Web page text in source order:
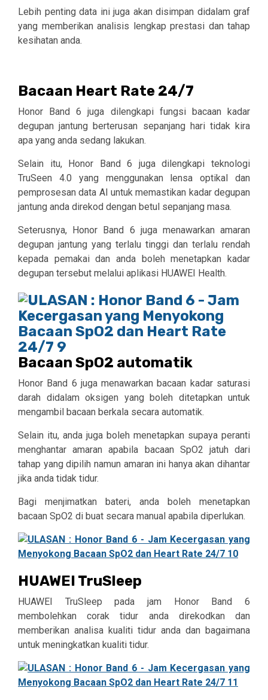
Lebih penting data ini juga akan disimpan didalam graf
yang memberikan analisis lengkap prestasi dan tahap
kesihatan anda.
Bacaan Heart Rate 24/7
Honor Band 6 juga dilengkapi fungsi bacaan kadar
degupan jantung berterusan sepanjang hari tidak kira
apa yang anda sedang lakukan.
Selain itu, Honor Band 6 juga dilengkapi teknologi
TruSeen 4.0 yang menggunakan lensa optikal dan
pemprosesan data AI untuk memastikan kadar degupan
jantung anda direkod dengan betul sepanjang masa.
Seterusnya, Honor Band 6 juga menawarkan amaran
degupan jantung yang terlalu tinggi dan terlalu rendah
kepada pemakai dan anda boleh menetapkan kadar
degupan tersebut melalui aplikasi HUAWEI Health.
Bacaan SpO2 automatik
Honor Band 6 juga menawarkan bacaan kadar saturasi
darah didalam oksigen yang boleh ditetapkan untuk
mengambil bacaan berkala secara automatik.
Selain itu, anda juga boleh menetapkan supaya peranti
menghantar amaran apabila bacaan SpO2 jatuh dari
tahap yang dipilih namun amaran ini hanya akan dihantar
jika anda tidak tidur.
Bagi menjimatkan bateri, anda boleh menetapkan
bacaan SpO2 di buat secara manual apabila diperlukan.
HUAWEI TruSleep
HUAWEI TruSleep pada jam Honor Band 6
membolehkan corak tidur anda direkodkan dan
memberikan analisa kualiti tidur anda dan bagaimana
untuk meningkatkan kualiti tidur.